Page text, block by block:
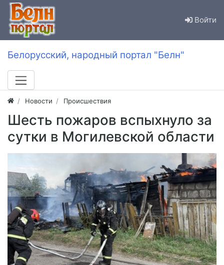
Войти
Белорусский, народный портал "Белн"
Новости Происшествия
Шесть пожаров вспыхнуло за
сутки в Могилевской области